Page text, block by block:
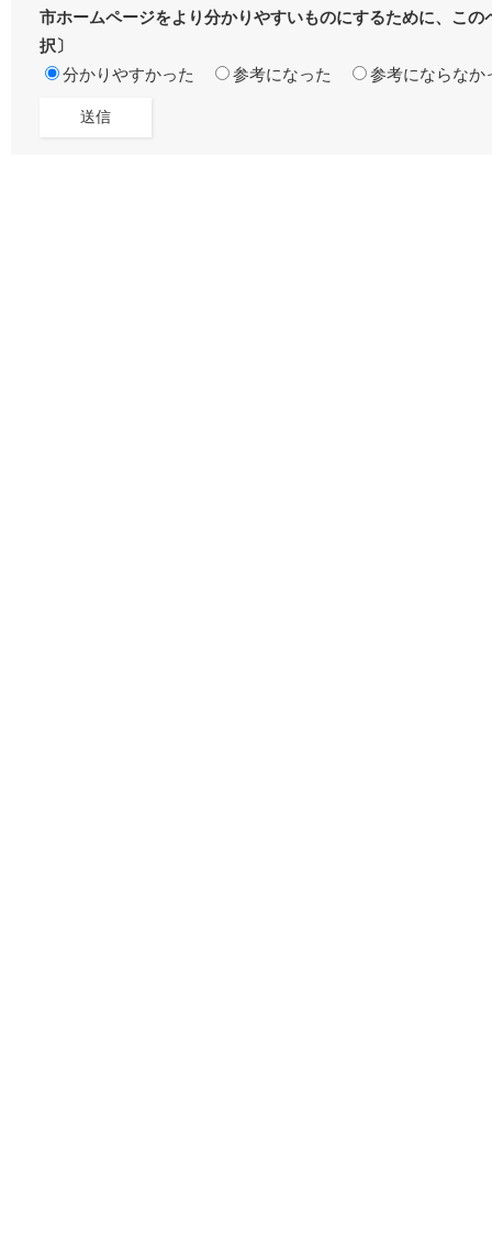
市ホームページをより分かりやすいものにするために、こ
択〕
分かりやすかった
参考になった 参考にならなか